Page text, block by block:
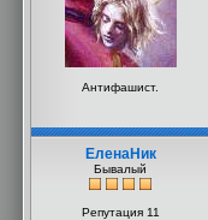
Антифашист.
ЕленаНик
Бывалый
Репутация 11